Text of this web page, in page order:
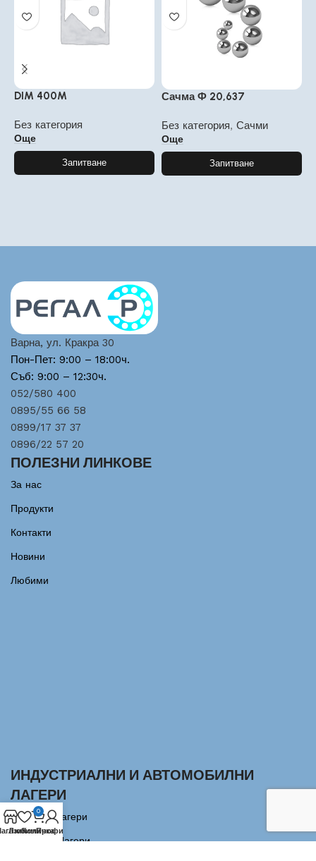
DIM 400M
Без категория
Още
Запитване
Сачма Ф 20,637
Без категория, Сачми
Още
Запитване
Варна, ул. Кракра 30
Пон-Пет: 9:00 – 18:00ч.
Съб: 9:00 – 12:30ч.
052/580 400
0895/55 66 58
0899/17 37 37
0896/22 57 20
ПОЛЕЗНИ ЛИНКОВЕ
За нас
Продукти
Контакти
Новини
Любими
ИНДУСТРИАЛНИ И АВТОМОБИЛНИ
ЛАГЕРИ
Сачмени лагери
Аксиални Лагери
Любими
0
Количка
Профил